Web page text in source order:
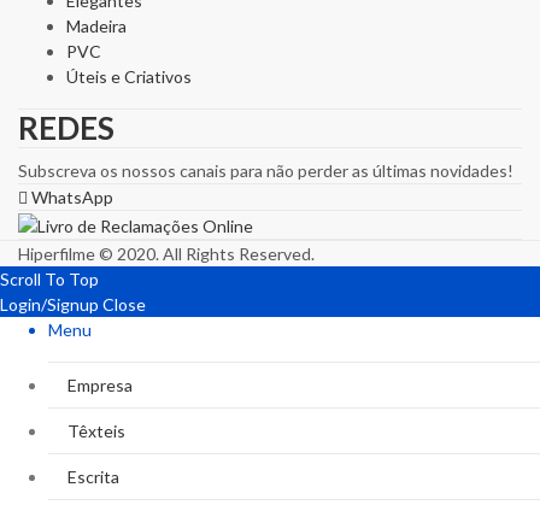
Madeira
PVC
Úteis e Criativos
REDES
Subscreva os nossos canais para não perder as últimas novidades!
WhatsApp
Hiperfilme © 2020. All Rights Reserved.
Scroll To Top
Login/Signup Close
Menu
Empresa
Têxteis
Escrita